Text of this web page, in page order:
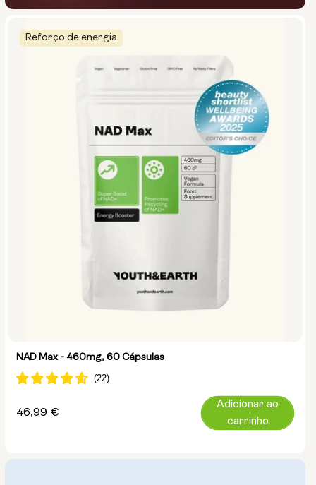
Reforço de energia
NAD Max - 460mg, 60 Cápsulas
Preço
46,99 €
Adicionar ao
carrinho